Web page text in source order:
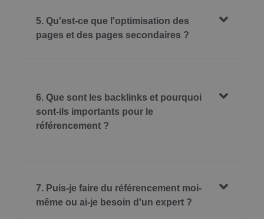
5. Qu'est-ce que l'optimisation des
pages et des pages secondaires ?
6. Que sont les backlinks et pourquoi
sont-ils importants pour le
référencement ?
7. Puis-je faire du référencement moi-
même ou ai-je besoin d'un expert ?